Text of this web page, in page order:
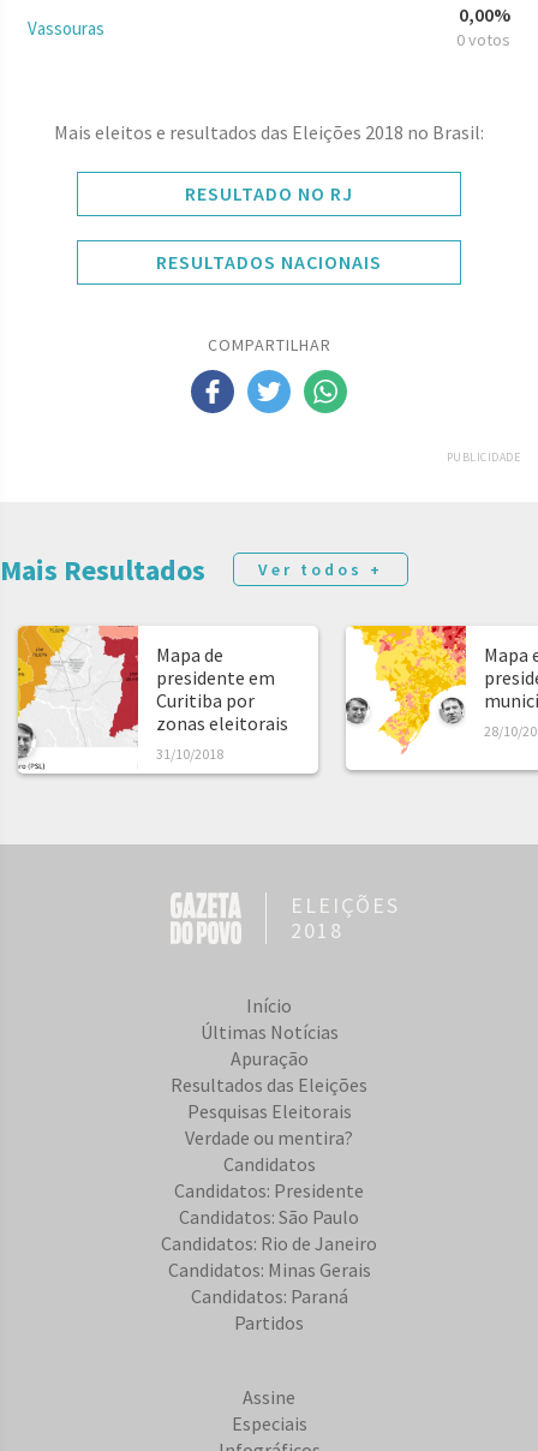
Vassouras
0,00%
0 votos
Mais eleitos e resultados das Eleições 2018 no Brasil:
RESULTADO NO RJ
RESULTADOS NACIONAIS
COMPARTILHAR
PUBLICIDADE
Mais Resultados Ver todos +
Mapa de
presidente em
Curitiba por
zonas eleitorais
31/10/2018
Mapa
28/10/
ELEIÇÕES
2018
Início
Últimas Notícias
Apuração
Resultados das Eleições
Pesquisas Eleitorais
Verdade ou mentira?
Candidatos
Candidatos: Presidente
Candidatos: São Paulo
Candidatos: Rio de Janeiro
Candidatos: Minas Gerais
Candidatos: Paraná
Partidos
Assine
Especiais